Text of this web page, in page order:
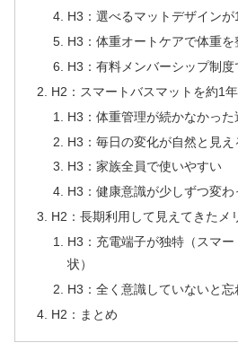
H3：選べるマットデザイン
H3：体重オートケアで体重を
H3：有料メンバーシップ制度
H2：スマートバスマットを約1
H3：体重管理が続かなかった
H3：毎日の変化が自然と見え
H3：家族全員で使いやすい
H3：健康意識が少しずつ変わ
H2：長期利用して見えてきたメ
H3：充電端子が独特（スマ
状）
H3：全く意識していないと忘
H2：まとめ